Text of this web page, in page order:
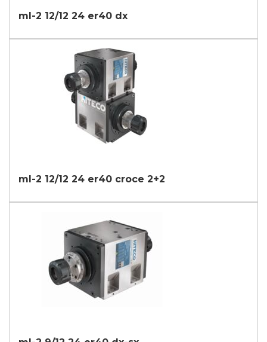
ml-2 12/12 24 er40 dx
ml-2 12/12 24 er40 croce 2+2